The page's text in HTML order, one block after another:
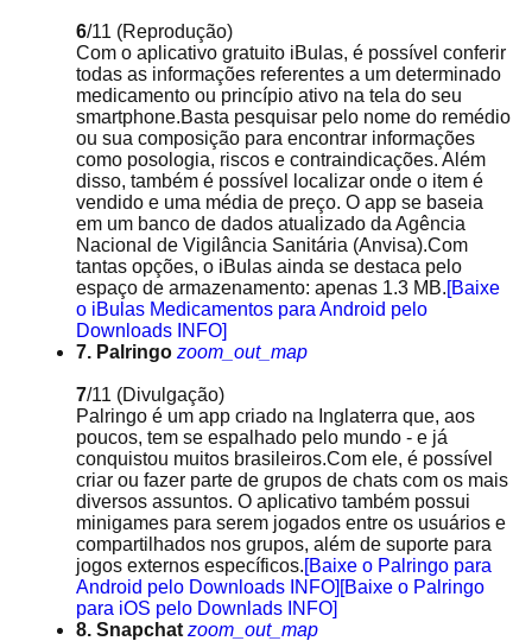
6/11 (Reprodução)
Com o aplicativo gratuito iBulas, é possível conferir
todas as informações referentes a um determinado
medicamento ou princípio ativo na tela do seu
smartphone.Basta pesquisar pelo nome do remédio
ou sua composição para encontrar informações
como posologia, riscos e contraindicações. Além
disso, também é possível localizar onde o item é
vendido e uma média de preço. O app se baseia
em um banco de dados atualizado da Agência
Nacional de Vigilância Sanitária (Anvisa).Com
tantas opções, o iBulas ainda se destaca pelo
espaço de armazenamento: apenas 1.3 MB.[Baixe
o iBulas Medicamentos para Android pelo
Downloads INFO]
7. Palringo zoom_out_map
7/11 (Divulgação)
Palringo é um app criado na Inglaterra que, aos
poucos, tem se espalhado pelo mundo - e já
conquistou muitos brasileiros.Com ele, é possível
criar ou fazer parte de grupos de chats com os mais
diversos assuntos. O aplicativo também possui
minigames para serem jogados entre os usuários e
compartilhados nos grupos, além de suporte para
jogos externos específicos.[Baixe o Palringo para
Android pelo Downloads INFO] [Baixe o Palringo
para iOS pelo Downlads INFO]
8. Snapchat zoom_out_map